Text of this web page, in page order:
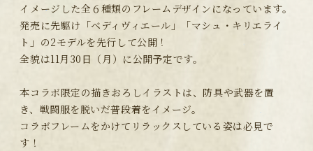
イメージした全６種類のフレームデザインになっています。
発売に先駆け「ベディヴィエール」「マシュ・キリエライ
ト」の2モデルを先行して公開！
全貌は11月30日（月）に公開予定です。
本コラボ限定の描きおろしイラストは、防具や武器を置
き、戦闘服を脱いだ普段着をイメージ。
コラボフレームをかけてリラックスしている姿は必見で
す！